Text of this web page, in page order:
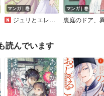
マンガ｜巻
ジュリとエレナの森の相談所
マンガ｜巻
読んでいます